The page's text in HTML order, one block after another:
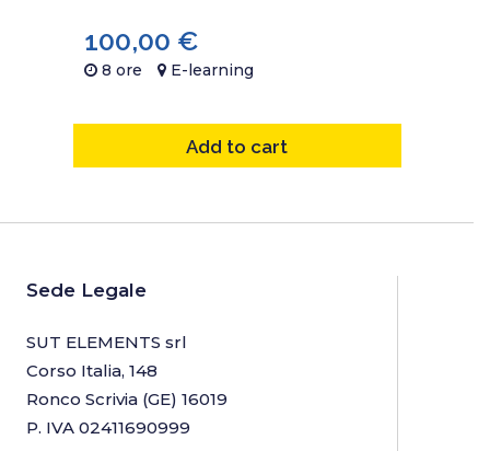
100,00 €
8 ore E-learning
Add to cart
Sede Legale
SUT ELEMENTS srl
Corso Italia, 148
Ronco Scrivia (GE) 16019
P. IVA 02411690999